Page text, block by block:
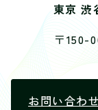
東京 渋
〒150-
お問い合わせ